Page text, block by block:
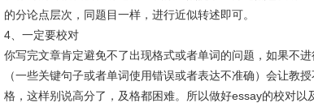
的分论点层次，同题目一样，进行近似转述即可。
4、一定要校对
你写完文章肯定避免不了出现格式或者单词的问题，如果不
（一些关键句子或者单词使用错误或者表达不准确）会让教
格，这样别说高分了，及格都困难。所以做好essay的校对